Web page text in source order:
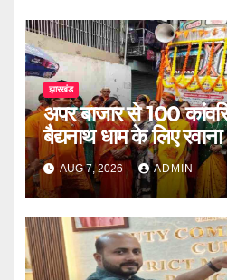
झारखंड
अपर बाजार से 100
बैद्यनाथ धाम के लिए रवाना
AUG 7, 2026 ADMIN